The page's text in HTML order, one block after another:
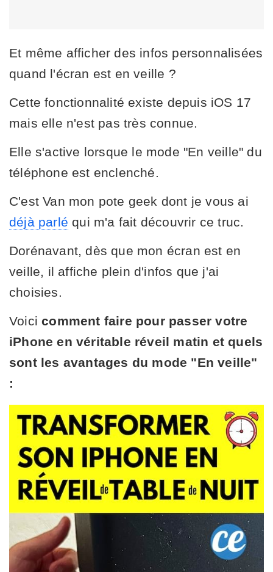
Et même afficher des infos personnalisées
quand l'écran est en veille ?
Cette fonctionnalité existe depuis iOS 17
mais elle n'est pas très connue.
Elle s'active lorsque le mode "En veille" du
téléphone est enclenché.
C'est Van mon pote geek dont je vous ai
déjà parlé qui m'a fait découvrir ce truc.
Dorénavant, dès que mon écran est en
veille, il affiche plein d'infos que j'ai
choisies.
Voicicomment faire pour passer votre
iPhone en véritable réveil matin et quels
sont les avantages du mode "En veille"
: